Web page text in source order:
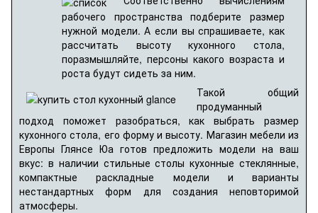
рабочего пространства подберите размер
нужной модели. А если вы спрашиваете, как
рассчитать высоту кухонного стола,
поразмышляйте, персоны какого возраста и
роста будут сидеть за ним.
Такой общий
продуманный
подход поможет разобраться, как выбрать размер
кухонного стола, его форму и высоту. Магазин мебели из
Европы Глянсе Юа готов предложить модели на ваш
вкус: в наличии стильные столы кухонные стеклянные,
компактные раскладные модели и варианты
нестандартных форм для создания неповторимой
атмосферы.